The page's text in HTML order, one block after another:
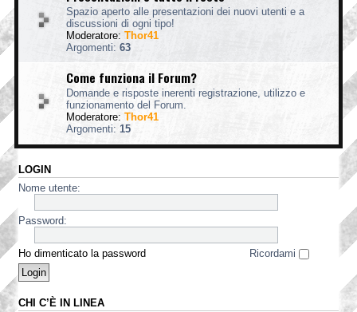
Spazio aperto alle presentazioni dei nuovi utenti e a
discussioni di ogni tipo!
Moderatore: Thor41
Argomenti: 63
Come funziona il Forum?
Domande e risposte inerenti registrazione, utilizzo e
funzionamento del Forum.
Moderatore: Thor41
Argomenti: 15
LOGIN
Nome utente:
Password:
Ho dimenticato la password Ricordami
CHI C’È IN LINEA